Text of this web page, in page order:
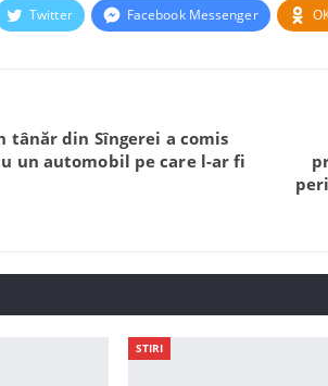
Twitter Facebook Messenger
tânăr din Sîngerei a comis
un automobil pe care l-ar fi
STIRI